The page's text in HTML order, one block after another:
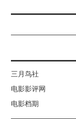
三月鸟社
电影影评网
电影档期